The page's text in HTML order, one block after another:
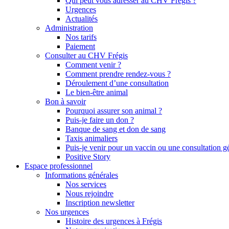
Urgences
Actualités
Administration
Nos tarifs
Paiement
Consulter au CHV Frégis
Comment venir ?
Comment prendre rendez-vous ?
Déroulement d’une consultation
Le bien-être animal
Bon à savoir
Pourquoi assurer son animal ?
Puis-je faire un don ?
Banque de sang et don de sang
Taxis animaliers
Puis-je venir pour un vaccin ou une consultation
Positive Story
Espace professionnel
Informations générales
Nos services
Nous rejoindre
Inscription newsletter
Nos urgences
Histoire des urgences à Frégis